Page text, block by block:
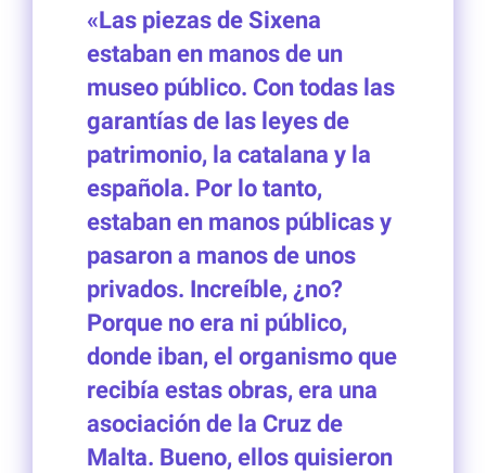
«Las piezas de Sixena
estaban en manos de un
museo público. Con todas las
garantías de las leyes de
patrimonio, la catalana y la
española. Por lo tanto,
estaban en manos públicas y
pasaron a manos de unos
privados. Increíble, ¿no?
Porque no era ni público,
donde iban, el organismo que
recibía estas obras, era una
asociación de la Cruz de
Malta. Bueno, ellos quisieron